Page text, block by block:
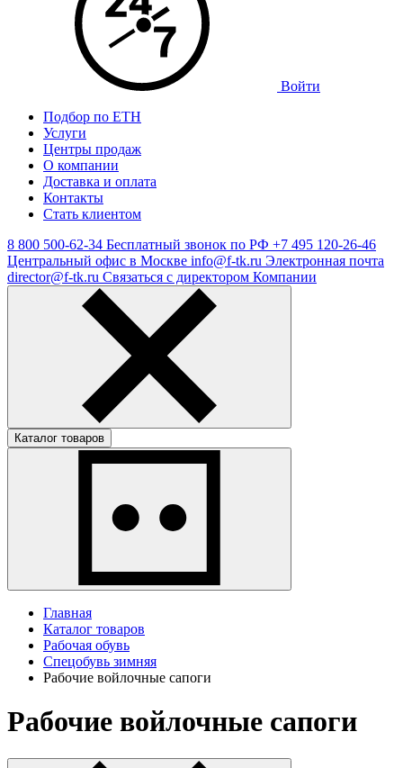
Войти
Подбор по ЕТН
Услуги
Центры продаж
О компании
Доставка и оплата
Контакты
Стать клиентом
8 800 500-62-34 Бесплатный звонок по РФ +7 495 120-26-46
Центральный офис в Москве info@f-tk.ru Электронная почта
director@f-tk.ru Связаться с директором Компании
Каталог товаров
Главная
Каталог товаров
Рабочая обувь
Спецобувь зимняя
Рабочие войлочные сапоги
Рабочие войлочные сапоги